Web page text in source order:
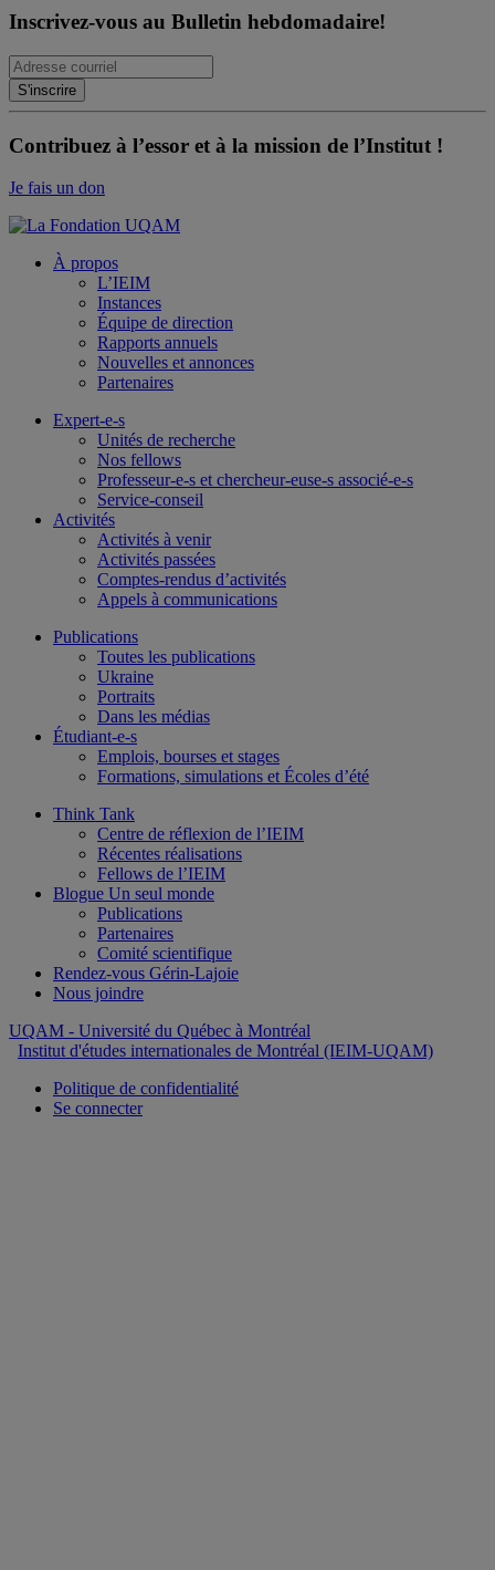
Inscrivez-vous au Bulletin hebdomadaire!
Contribuez à l’essor et à la mission de l’Institut !
Je fais un don
À propos
L’IEIM
Instances
Équipe de direction
Rapports annuels
Nouvelles et annonces
Partenaires
Expert-e-s
Unités de recherche
Nos fellows
Professeur-e-s et chercheur-euse-s associé-e-s
Service-conseil
Activités
Activités à venir
Activités passées
Comptes-rendus d’activités
Appels à communications
Publications
Toutes les publications
Ukraine
Portraits
Dans les médias
Étudiant-e-s
Emplois, bourses et stages
Formations, simulations et Écoles d’été
Think Tank
Centre de réflexion de l’IEIM
Récentes réalisations
Fellows de l’IEIM
Blogue Un seul monde
Publications
Partenaires
Comité scientifique
Rendez-vous Gérin-Lajoie
Nous joindre
UQAM - Université du Québec à Montréal
Institut d'études internationales de Montréal (IEIM-UQAM)
Politique de confidentialité
Se connecter